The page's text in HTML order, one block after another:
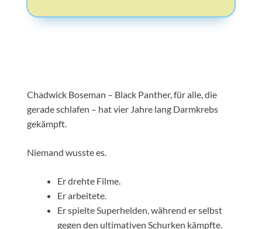
Chadwick Boseman – Black Panther, für alle, die
gerade schlafen – hat vier Jahre lang Darmkrebs
gekämpft.
Niemand wusste es.
Er drehte Filme.
Er arbeitete.
Er spielte Superhelden, während er selbst
gegen den ultimativen Schurken kämpfte.